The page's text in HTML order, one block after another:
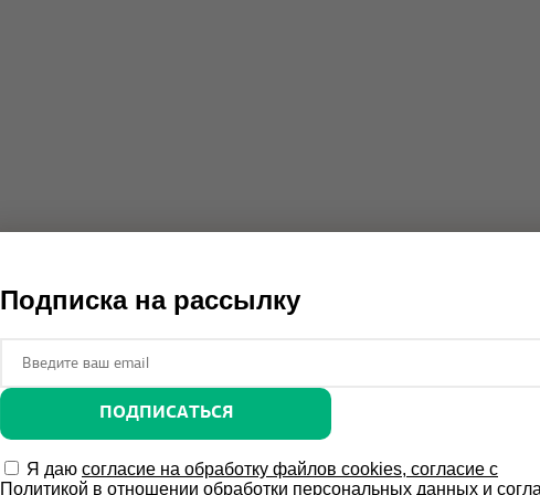
Подписка на рассылку
ПОДПИСАТЬСЯ
Я даю согласие на обработку файлов cookies, согласие с
Политикой в отношении обработки персональных данных и